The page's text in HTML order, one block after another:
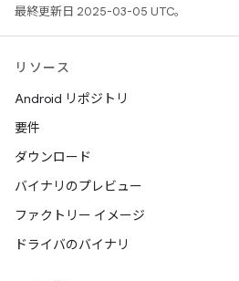
最終更新日 2025-03-05 UTC。
リソース
Android リポジトリ
要件
ダウンロード
バイナリのプレビュー
ファクトリー イメージ
ドライバのバイナリ